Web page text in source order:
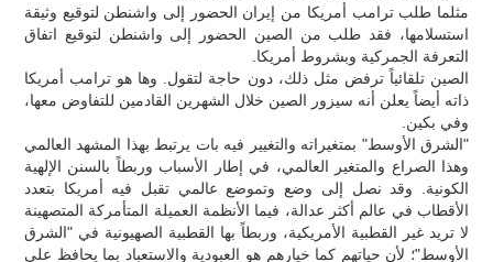
مثلما طلب ترامب أمريكا من إيران الحضور إلى واشنطن لتوقيع وثيقة
استسلامها، فقد طلب من الصين الحضور إلى واشنطن لتوقيع اتفاق
التعرفة الجمركية وبشروط أمريكا.
الصين تلقائياً ترفض مثل ذلك، دون حاجة لتقول. وها هو ترامب أمريكا
ذاته أيضاً يعلن أنه سيزور الصين خلال الشهرين القادمين للتفاوض معها،
وفي بكين.
"الشرق الأوسط" بمتغيراته والتغيير فيه بات يرتبط بهذا المشهد العالمي
وهذا الصراع والمتغير العالمي، في إطار الأسباب وربطاً بالسنن الإلهية
الكونية. وقد نصل إلى وضع وتموضع عالمي تقبل فيه أمريكا بتعدد
الأقطاب في عالم أكثر عدالة، فيما الأنظمة العميلة المتأمركة المتصهينة
لا تريد غير القطبية الأمريكية، وربطاً بها القطبية الصهيونية في "الشرق
الأوسط"؛ لأن حياتهم كما خيارهم هو العبودية والاستعباد بما يحافظ على